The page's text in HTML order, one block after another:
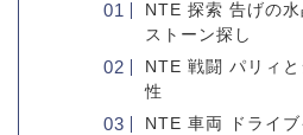
NTE 探索 告げの
ストーン探し
NTE 戦闘 パリィ
性
NTE 車両 ドライ